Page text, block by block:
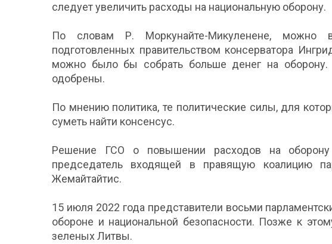
следует увеличить расходы на национальную оборону.
По словам Р. Моркунайте-Микуленене, можно
подготовленных правительством консерватора
можно было бы собрать больше денег на
одобрены.
По мнению политика, те политические силы, для
суметь найти консенсус.
Решение ГСО о повышении расходов на
председатель входящей в правящую коалицию
Жемайтайтис.
15 июля 2022 года представители восьми
обороне и национальной безопасности. Позже к
зеленых Литвы.